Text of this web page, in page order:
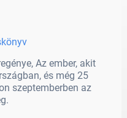
Az ember, akit
és még 25
szeptemberben az